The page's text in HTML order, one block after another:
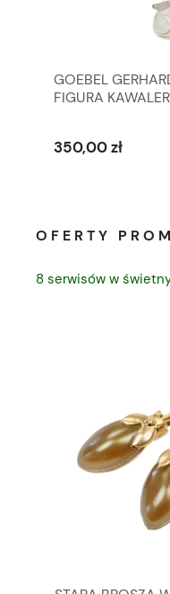
GOEBEL
FIGURA
350,00 zł
OFERTY
8 serwisów w